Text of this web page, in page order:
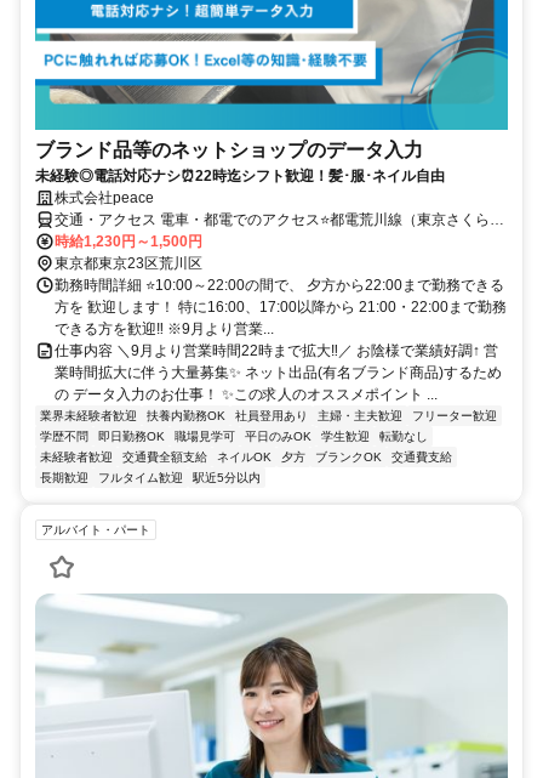
ブランド品等のネットショップのデータ入力
未経験◎電話対応ナシ⏰22時迄シフト歓迎！髪･服･ネイル自由
株式会社peace
交通・アクセス 電車・都電でのアクセス⭐都電荒川線（東京さくらト
ラム）：「荒川区役所前駅」から徒歩約2〜3分 JR常磐線：「三河島
駅」から徒歩約10分 東京メトロ日比谷線：「三ノ輪駅」から徒歩約
10分 東京メトロ千代田線・京成線：「町屋駅」から徒歩約13〜15分
／バスでのアクセス⭐都営バス（草63・草64・里22系統）：「荒川区
役所前」停留所が目の前にあります。（日暮里駅や西日暮里駅から乗
車してアクセスできます） 荒川区コミュニティバス（南千01・南千
02系統）：「荒川区役所」停留所が目の前にあります。
時給1,230円～1,500円
東京都東京23区荒川区
勤務時間詳細 ⭐10:00～22:00の間で、 夕方から22:00まで勤務できる
方を 歓迎します！ 特に16:00、17:00以降から 21:00・22:00まで勤務
できる方を歓迎‼ ※9月より営業...
仕事内容 ＼9月より営業時間22時まで拡大‼／ お陰様で業績好調↑ 営
業時間拡大に伴う大量募集✨ ネット出品(有名ブランド商品)するため
の データ入力のお仕事！ ✨この求人のオススメポイント ...
業界未経験者歓迎 扶養内勤務OK 社員登用あり 主婦・主夫歓迎
フリーター歓迎
学歴不問
即日勤務OK 職場見学可 平日のみOK 学生歓迎
転勤なし
未経験者歓迎
交通費全額支給 ネイルOK 夕方 ブランクOK
交通費支給
長期歓迎
フルタイム歓迎 駅近5分以内
アルバイト・パート